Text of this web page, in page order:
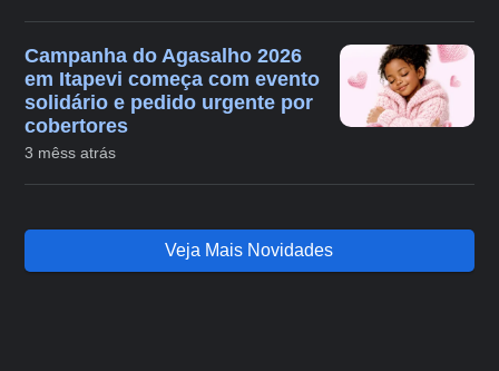
Campanha do Agasalho 2026
em Itapevi começa com evento
solidário e pedido urgente por
cobertores
3 mêss atrás
Veja Mais Novidades